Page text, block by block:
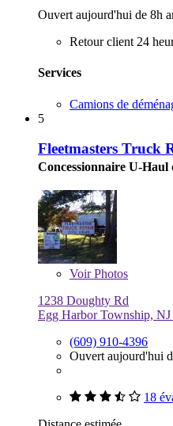
Ouvert aujourd'hui de 8h
Retour client 24
Services
Camions de
5
Fleetmasters Truck
Concessionnaire U-Haul
VoirPhotos
1238 Doughty Rd
Egg Harbor Township, NJ
(609) 910-4396
Ouvert aujourd'hui
18